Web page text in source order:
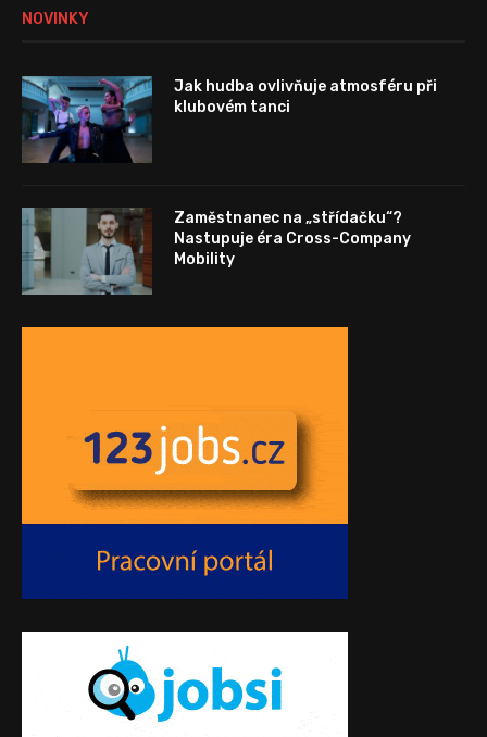
NOVINKY
Jak hudba ovlivňuje atmosféru při
klubovém tanci
Zaměstnanec na „střídačku“?
Nastupuje éra Cross-Company
Mobility